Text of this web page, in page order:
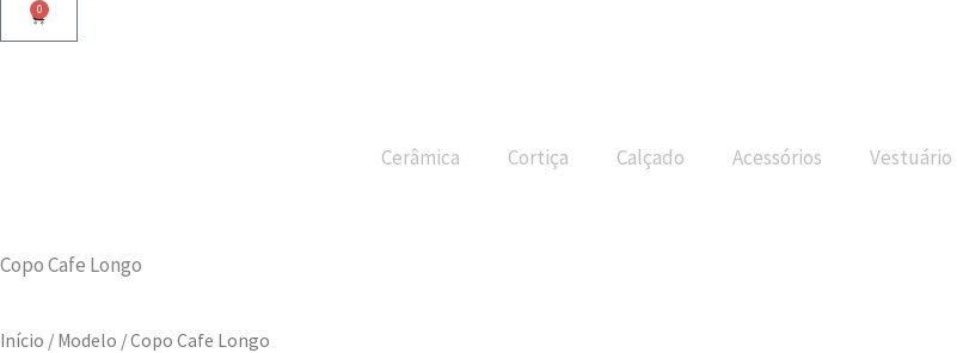
0
Cart
Cerâmica Cortiça Calçado Acessórios Vestuário
Copo Cafe Longo
Início / Modelo / Copo Cafe Longo